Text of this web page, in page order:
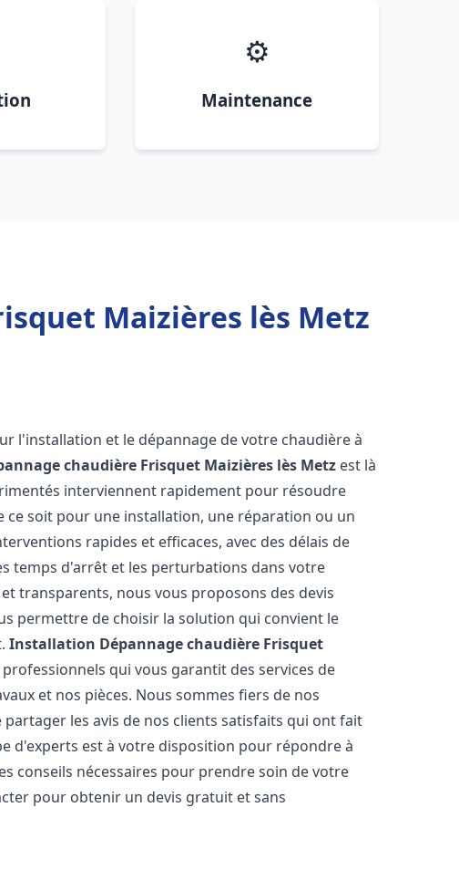
⚙️
Maintenance
Maizières lès Metz
l'installation et le dépannage de votre chaudière à
chaudière Frisquet Maizières lès Metz est là
interviennent rapidement pour résoudre
ce soit pour une installation, une réparation ou un
rapides et efficaces, avec des délais de
temps d'arrêt et les perturbations dans votre
transparents, nous vous proposons des devis
permettre de choisir la solution qui convient le
Installation Dépannage chaudière Frisquet
qui vous garantit des services de
et nos pièces. Nous sommes fiers de nos
les avis de nos clients satisfaits qui ont fait
d'experts est à votre disposition pour répondre à
conseils nécessaires pour prendre soin de votre
pour obtenir un devis gratuit et sans